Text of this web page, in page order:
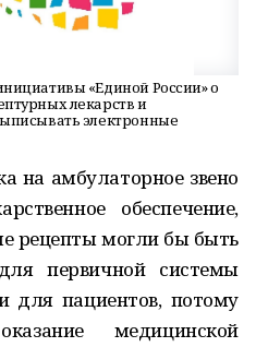
«Единой России» о
лекарств и
электронные
на амбулаторное звено
обеспечение,
рецепты могли бы быть
первичной системы
для пациентов, потому
медицинской